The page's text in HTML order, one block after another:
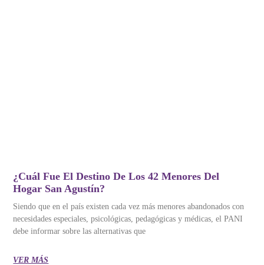
¿Cuál Fue El Destino De Los 42 Menores Del
Hogar San Agustín?
Siendo que en el país existen cada vez más menores abandonados con
necesidades especiales, psicológicas, pedagógicas y médicas, el PANI
debe informar sobre las alternativas que
VER MÁS